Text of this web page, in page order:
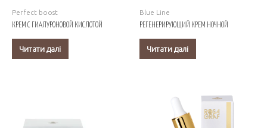
Perfect boost
КРЕМ С ГИАЛУРОНОВОЙ КИСЛОТОЙ
Читати далі
Blue Line
РЕГЕНЕРИРУЮЩИЙ КРЕМ НОЧНОЙ
Читати далі